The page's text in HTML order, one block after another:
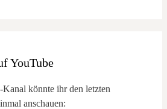
YouTube
könnte ihr den letzten
anschauen: